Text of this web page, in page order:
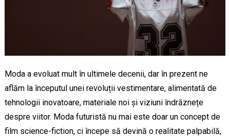
Moda a evoluat mult în ultimele decenii, dar în prezent ne
aflăm la începutul unei revoluții vestimentare, alimentată de
tehnologii inovatoare, materiale noi și viziuni îndrăznețe
despre viitor. Moda futuristă nu mai este doar un concept de
film science-fiction, ci începe să devină o realitate palpabilă,